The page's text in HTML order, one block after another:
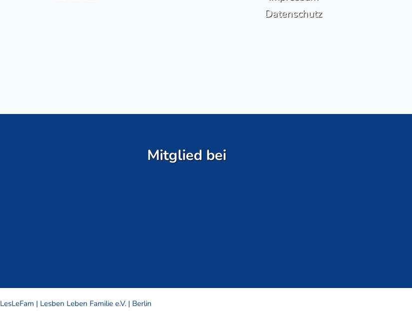
Datenschutz
Mitglied bei
LesLeFam | Lesben Leben Familie e.V. | Berlin